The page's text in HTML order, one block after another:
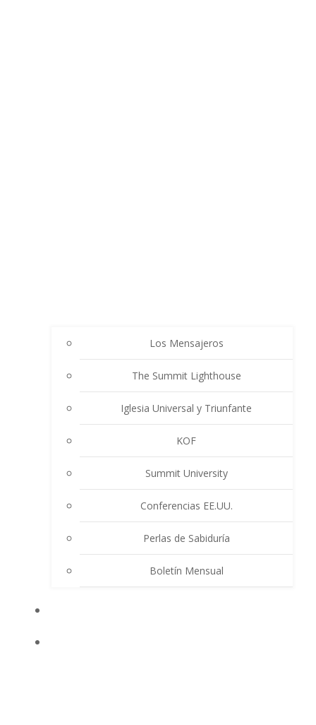
Los Mensajeros
The Summit Lighthouse
Iglesia Universal y Triunfante
KOF
Summit University
Conferencias EE.UU.
Perlas de Sabiduría
Boletín Mensual